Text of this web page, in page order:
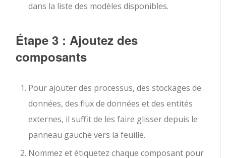
dans la liste des modèles disponibles.
Étape 3 : Ajoutez des
composants
Pour ajouter des processus, des stockages de
données, des flux de données et des entités
externes, il suffit de les faire glisser depuis le
panneau gauche vers la feuille.
Nommez et étiquetez chaque composant pour